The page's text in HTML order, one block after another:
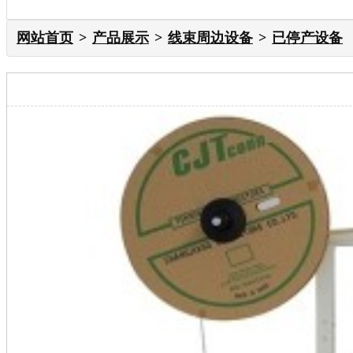
网站首页 产品展示 线束周边设备 已停产设备